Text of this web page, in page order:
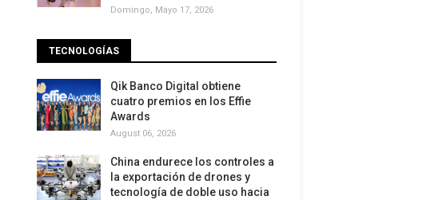
Domingo, Mayo 17, 2026
TECNOLOGÍAS
Qik Banco Digital obtiene
cuatro premios en los Effie
Awards
August 06, 2026
China endurece los controles a
la exportación de drones y
tecnología de doble uso hacia